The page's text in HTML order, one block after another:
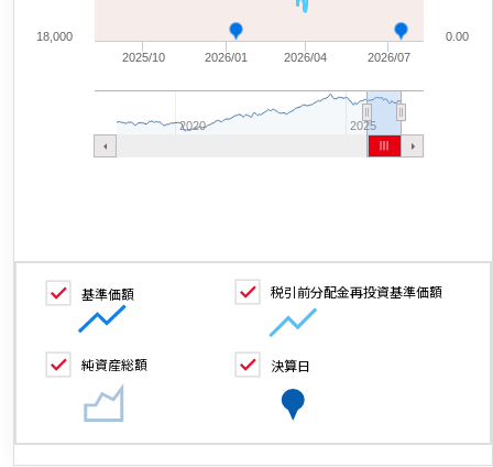
2026/01 2026/07
2025/10 2026/04
2020 2025
18,000 0.00
基準価額 税引前分配金再投資基準価額
純資産総額 決算日